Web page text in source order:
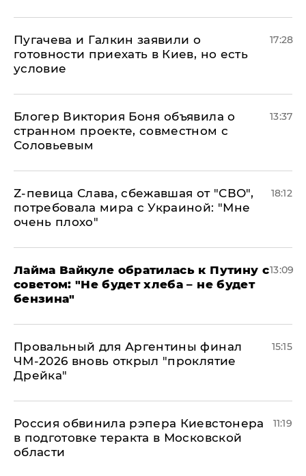
Пугачева и Галкин заявили о
готовности приехать в Киев, но есть
условие
17:28
Блогер Виктория Боня объявила о
странном проекте, совместном с
Соловьевым
13:37
Z-певица Слава, сбежавшая от "СВО",
потребовала мира с Украиной: "Мне
очень плохо"
18:12
Лайма Вайкуле обратилась к Путину с
советом: "Не будет хлеба – не будет
бензина"
13:09
Провальный для Аргентины финал
ЧМ-2026 вновь открыл "проклятие
Дрейка"
15:15
Россия обвинила рэпера Киевстонера
в подготовке теракта в Московской
области
11:19